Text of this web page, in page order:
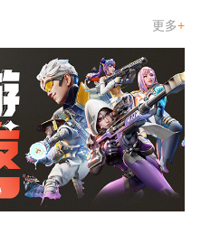
更多+